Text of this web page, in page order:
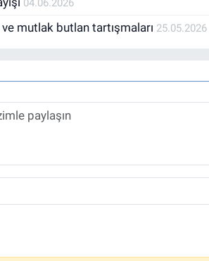
04.06.2026
mutlak butlan tartışmaları 25.05.2026